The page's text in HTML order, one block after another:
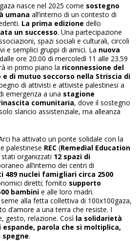
nasce nel 2025 come sostegno
umana all’interno di un contesto di
La prima edizione dello
un successo. Una partecipazione
spazi sociali e culturali, circoli
e semplici gruppi di amici. La nuova
ore 20.00 di mercoledì 11 alle 23.59
in primo piano la riconnessione del
di mutuo soccorso nella Striscia di
di attivisti e attiviste palestinesi a
emergenza a una stagione
comunitaria, dove il sostegno
slancio assistenziale, ma alleanza
ha attivato un ponte solidale con la
palestinese REC (Remedial Education
organizzati 12 spazi di
all’interno dei centri di
489 nuclei famigliari circa 2500
diretti; fornito supporto
bambini e alle loro madri.
alla fetta collettiva di 100x100gaza,
d’amore a una terra che resiste. I
gesto, relazione. Così la solidarietà
parola che si moltiplica,
spegne.